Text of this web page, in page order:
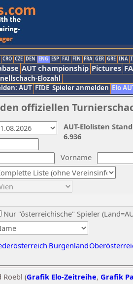
CRO CZE DEN ENG ESP FAI FIN FRA GER GRE INA
AUT championship Pictures
Elozahl
AUT FIDE Spieler anmelden Elo
offiziellen
Vorname
Nur "österreichische" Spieler
Burgenland
AUT-Elolisten
6.936
Roebl (Grafik Elo-Zeitreihe, Grafik